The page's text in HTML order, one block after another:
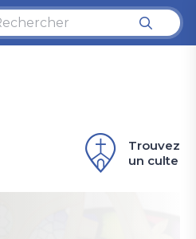
Trouvez
un culte